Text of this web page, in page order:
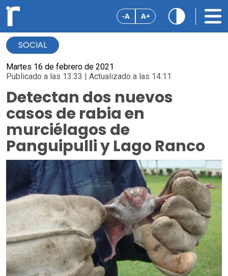
-A A+
SOCIAL
Martes 16 de febrero de 2021
Publicado a las 13:33 | Actualizado a las 14:11
Detectan dos nuevos
casos de rabia en
murciélagos de
Panguipulli y Lago Ranco